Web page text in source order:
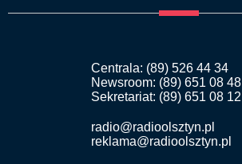
Centrala: (89) 526 44 34
Newsroom: (89) 651 08 48
Sekretariat: (89) 651 08 12
radio@radioolsztyn.pl
reklama@radioolsztyn.pl